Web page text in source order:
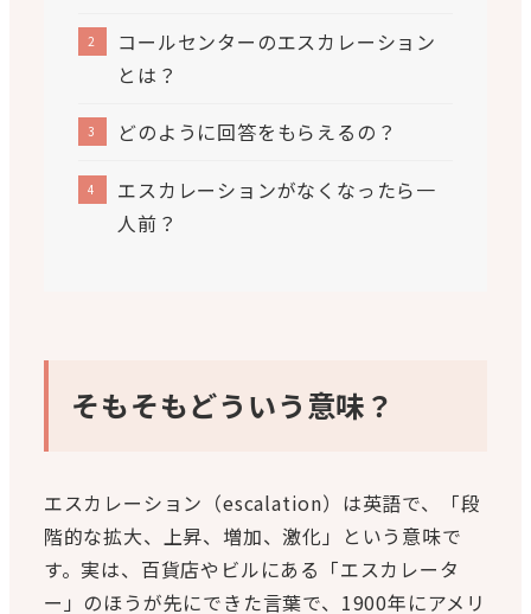
コールセンターのエスカレーション
とは？
どのように回答をもらえるの？
エスカレーションがなくなったら一
人前？
そもそもどういう意味？
エスカレーション（escalation）は英語で、「段
階的な拡大、上昇、増加、激化」という意味で
す。実は、百貨店やビルにある「エスカレータ
ー」のほうが先にできた言葉で、1900年にアメリ